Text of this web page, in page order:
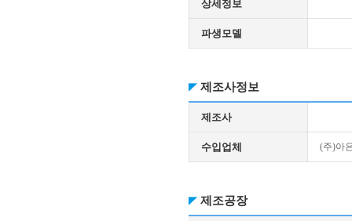
상세정보
파생모델
제조사정보
제조사
수입업체 (주)아
제조공장